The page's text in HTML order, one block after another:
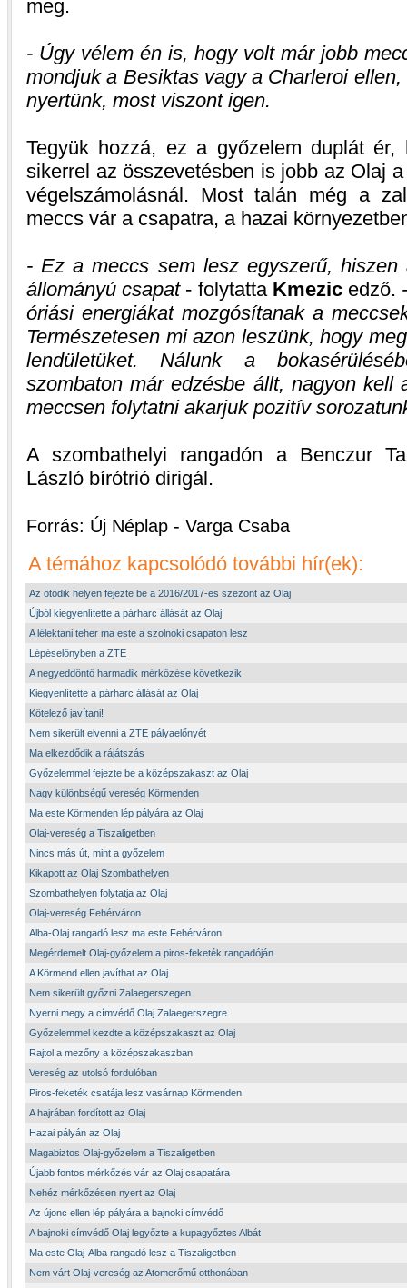
meg.
- Úgy vélem én is, hogy volt már jobb
mondjuk a Besiktas vagy a Charleroi
nyertünk, most viszont igen.
Tegyük hozzá, ez a győzelem duplát ér,
sikerrel az összevetésben is jobb az Olaj
végelszámolásnál. Most talán még a
meccs vár a csapatra, a hazai
- Ez a meccs sem lesz egyszerű,
állományú csapat- folytatta Kmezicedző.
óriási energiákat mozgósítanak a
Természetesen mi azon leszünk, hogy
lendületüket. Nálunk a
szombaton már edzésbe állt, nagyon kell
meccsen folytatni akarjuk pozitív
A szombathelyi rangadón a Benczur
László bírótrió dirigál.
Forrás: Új Néplap - Varga Csaba
A témához kapcsolódó további hír(ek):
Az ötödik helyen fejezte be a 2016/2017-es szezont az Olaj
Újból kiegyenlítette a párharc állását az Olaj
A lélektani teher ma este a szolnoki csapaton lesz
Lépéselőnyben a ZTE
A negyeddöntő harmadik mérkőzése következik
Kiegyenlítette a párharc állását az Olaj
Kötelező javítani!
Nem sikerült elvenni a ZTE pályaelőnyét
Ma elkezdődik a rájátszás
Győzelemmel fejezte be a középszakaszt az Olaj
Nagy különbségű vereség Körmenden
Ma este Körmenden lép pályára az Olaj
Olaj-vereség a Tiszaligetben
Nincs más út, mint a győzelem
Kikapott az Olaj Szombathelyen
Szombathelyen folytatja az Olaj
Olaj-vereség Fehérváron
Alba-Olaj rangadó lesz ma este Fehérváron
Megérdemelt Olaj-győzelem a piros-feketék rangadóján
A Körmend ellen javíthat az Olaj
Nem sikerült győzni Zalaegerszegen
Nyerni megy a címvédő Olaj Zalaegerszegre
Győzelemmel kezdte a középszakaszt az Olaj
Rajtol a mezőny a középszakaszban
Vereség az utolsó fordulóban
Piros-feketék csatája lesz vasárnap Körmenden
A hajrában fordított az Olaj
Hazai pályán az Olaj
Magabiztos Olaj-győzelem a Tiszaligetben
Újabb fontos mérkőzés vár az Olaj csapatára
Nehéz mérkőzésen nyert az Olaj
Az újonc ellen lép pályára a bajnoki címvédő
A bajnoki címvédő Olaj legyőzte a kupagyőztes Albát
Ma este Olaj-Alba rangadó lesz a Tiszaligetben
Nem várt Olaj-vereség az Atomerőmű otthonában